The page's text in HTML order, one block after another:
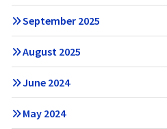
September 2025
August 2025
June 2024
May 2024